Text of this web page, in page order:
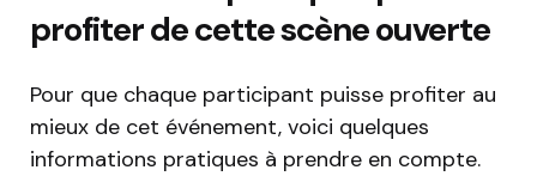
profiter de cette scène ouverte
Pour que chaque participant puisse profiter au
mieux de cet événement, voici quelques
informations pratiques à prendre en compte.